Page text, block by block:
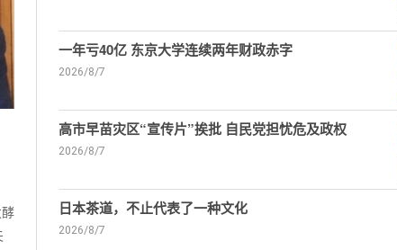
一年亏40亿 东京大学连续两年财政赤字
2026/8/7
高市早苗灾区“宣传片”挨批 自民党担忧危及政权
2026/8/7
日本茶道，不止代表了一种文化
2026/8/7